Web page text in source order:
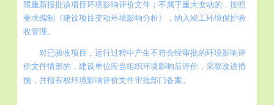
限重新报批该项目环境影响评价文件；不属于重大变动的，按照
要求编制《建设项目变动环境影响分析》，纳入竣工环境保护验
收管理。
对已验收项目，运行过程中产生不符合经审批的环境影响评
价文件情形的，建设单位应当组织环境影响后评价，采取改进措
施，并报有权环境影响评价文件审批部门备案。